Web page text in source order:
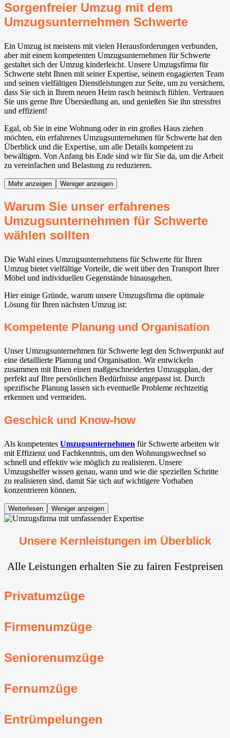
Sorgenfreier Umzug mit dem
Umzugsunternehmen Schwerte
Ein Umzug ist meistens mit vielen Herausforderungen verbunden,
aber mit einem kompetenten Umzugsunternehmen für Schwerte
gestaltet sich der Umzug kinderleicht. Unsere Umzugsfirma für
Schwerte steht Ihnen mit seiner Expertise, seinem engagierten Team
und seinen vielfältigen Dienstleistungen zur Seite, um zu versichern,
dass Sie sich in Ihrem neuen Heim rasch heimisch fühlen. Vertrauen
Sie uns gerne Ihre Übersiedlung an, und genießen Sie ihn stressfrei
und effizient!
Egal, ob Sie in eine Wohnung oder in ein großes Haus ziehen
möchten, ein erfahrenes Umzugsunternehmen für Schwerte hat den
Überblick und die Expertise, um alle Details kompetent zu
bewältigen. Von Anfang bis Ende sind wir für Sie da, um die Arbeit
zu vereinfachen und Belastung zu reduzieren.
Mehr anzeigen Weniger anzeigen
Warum Sie unser erfahrenes
Umzugsunternehmen für Schwerte
wählen sollten
Die Wahl eines Umzugsunternehmens für Schwerte für Ihren
Umzug bietet vielfältige Vorteile, die weit über den Transport Ihrer
Möbel und individuellen Gegenstände hinausgehen.
Hier einige Gründe, warum unsere Umzugsfirma die optimale
Lösung für Ihren nächsten Umzug ist:
Kompetente Planung und Organisation
Unser Umzugsunternehmen für Schwerte legt den Schwerpunkt auf
eine detaillierte Planung und Organisation. Wir entwickeln
zusammen mit Ihnen einen maßgeschneiderten Umzugsplan, der
perfekt auf Ihre persönlichen Bedürfnisse angepasst ist. Durch
spezifische Planung lassen sich eventuelle Probleme rechtzeitig
erkennen und vermeiden.
Geschick und Know-how
Als kompetentes Umzugsunternehmen für Schwerte arbeiten wir
mit Effizienz und Fachkenntnis, um den Wohnungswechsel so
schnell und effektiv wie möglich zu realisieren. Unsere
Umzugshelfer wissen genau, wann und wie die speziellen Schritte
zu realisieren sind, damit Sie sich auf wichtigere Vorhaben
konzentrieren können.
Weiterlesen Weniger anzeigen
Unsere Kernleistungen im Überblick
Alle Leistungen erhalten Sie zu fairen Festpreisen
Privatumzüge
Firmenumzüge
Seniorenumzüge
Fernumzüge
Entrümpelungen